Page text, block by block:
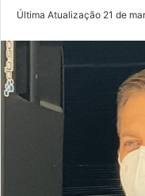
Última Atualização 21 de